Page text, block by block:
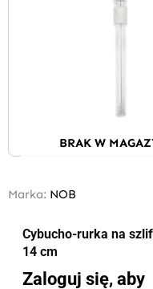
BRAK W
Marka: NOB
Cybucho-rurka na
14 cm
Zaloguj się, aby